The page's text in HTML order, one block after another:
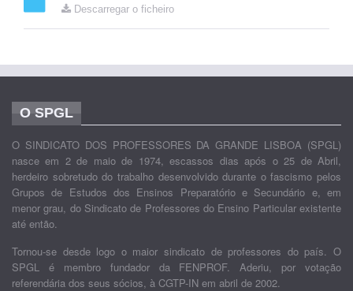
Descarregar o ficheiro
O SPGL
O SINDICATO DOS PROFESSORES DA GRANDE LISBOA (SPGL)
nasce em 2 de maio de 1974, escassos dias após o 25 de Abril,
herdeiro sobretudo do trabalho desenvolvido durante o fascismo pelos
Grupos de Estudos dos Ensinos Preparatório e Secundário e, em
menor grau, do Sindicato de Professores do Ensino Particular existente
até então.
Tornou-se desde logo o maior sindicato de professores do país. O
SPGL é membro fundador da FENPROF. Aderiu, por votação
referendária dos seus sócios, à CGTP-IN em abril de 2002.